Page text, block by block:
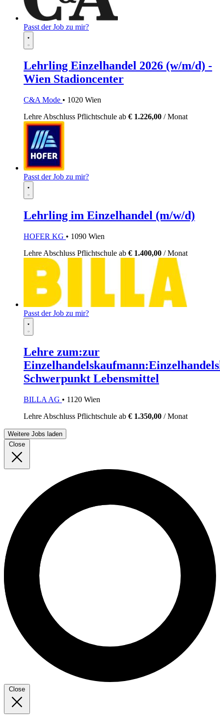
Passt der Job zu mir?
Lehrling Einzelhandel 2026 (w/m/d) -
Wien Stadioncenter
C&A Mode • 1020 Wien
Lehre Abschluss Pflichtschule ab € 1.226,00 / Monat
Passt der Job zu mir?
Lehrling im Einzelhandel (m/w/d)
HOFER KG • 1090 Wien
Lehre Abschluss Pflichtschule ab € 1.400,00 / Monat
Passt der Job zu mir?
Lehre zum:zur
Schwerpunkt Lebensmittel
BILLA AG • 1120 Wien
Lehre Abschluss Pflichtschule ab € 1.350,00 / Monat
Weitere Jobs laden
Close
Close